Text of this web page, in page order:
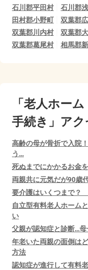
石川郡平田村
石川郡
田村郡小野町
双葉郡
双葉郡川内村
双葉郡
双葉郡葛尾村
相馬郡
「老人ホー
手続き」ア
高齢の母が骨折で入院
う…
死ぬまでにかかるお金
両親共に元気だが90歳
要介護はいくつまで？
自立型有料老人ホーム
い
父親が認知症と診断…
年老いた両親の面倒は
方法
認知症が進行して有料